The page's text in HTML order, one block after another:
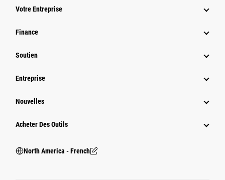
Votre Entreprise
Finance
Soutien
Entreprise
Nouvelles
Acheter Des Outils
North America - French